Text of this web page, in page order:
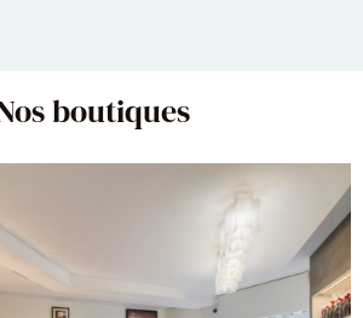
boutiques